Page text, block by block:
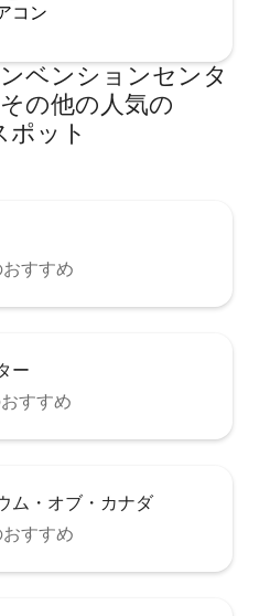
コン
ベンションセンタ
の⁠他⁠の人⁠気⁠の
ポ⁠ッ⁠ト
すすめ
ー
すすめ
ム・オブ・カナダ
すすめ